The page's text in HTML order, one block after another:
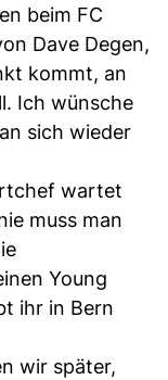
beim FC
Dave Degen,
kommt, an
Ich wünsche
sich wieder
wartet
muss man
Young
ihr in Bern
wir später,